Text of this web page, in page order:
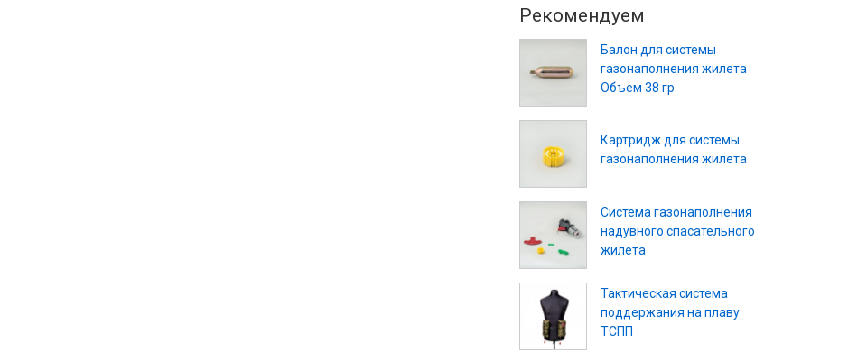
Рекомендуем
Балон для системы
газонаполнения жилета
Объем 38 гр.
Картридж для системы
газонаполнения жилета
Система газонаполнения
надувного спасательного
жилета
Тактическая система
поддержания на плаву
ТСПП